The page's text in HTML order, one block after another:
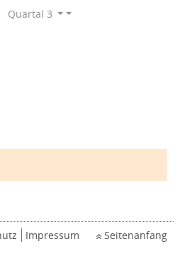
Quartal 3
Impressum Seitenanfang